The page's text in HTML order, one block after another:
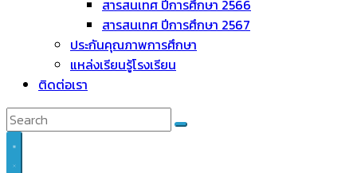
สารสนเทศ ปีการศึกษา 2566
สารสนเทศ ปีการศึกษา 2567
ประกันคุณภาพการศึกษา
แหล่งเรียนรู้โรงเรียน
ติดต่อเรา